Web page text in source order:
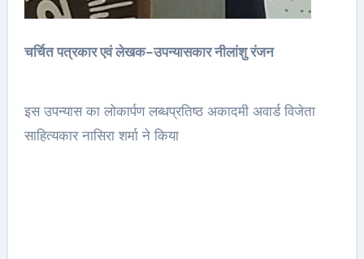
चर्चित पत्रकार एवं लेखक-उपन्यासकार नीलांशु रंजन
इस उपन्यास का लोकार्पण लब्धप्रतिष्ठ अकादमी अवार्ड विजेता
साहित्यकार नासिरा शर्मा ने किया